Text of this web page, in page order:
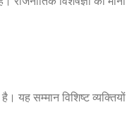
यह सम्मान विशिष्ट